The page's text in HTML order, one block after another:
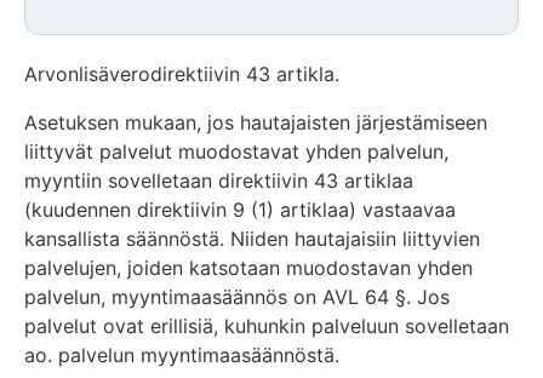
Arvonlisäverodirektiivin 43 artikla.
Asetuksen mukaan, jos hautajaisten järjestämiseen
liittyvät palvelut muodostavat yhden palvelun,
myyntiin sovelletaan direktiivin 43 artiklaa
(kuudennen direktiivin 9 (1) artiklaa) vastaavaa
kansallista säännöstä. Niiden hautajaisiin liittyvien
palvelujen, joiden katsotaan muodostavan yhden
palvelun, myyntimaasäännös on AVL 64 §. Jos
palvelut ovat erillisiä, kuhunkin palveluun sovelletaan
ao. palvelun myyntimaasäännöstä.